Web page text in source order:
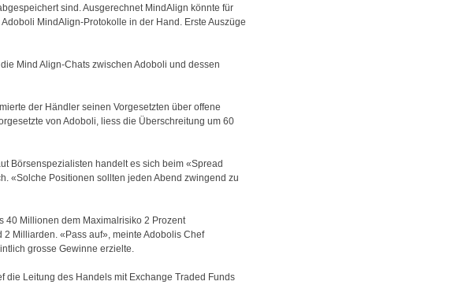
sind. Ausgerechnet MindAlign könnte für
MindAlign-Protokolle in der Hand. Erste Auszüge
Mind Align-Chats zwischen Adoboli und dessen
der Händler seinen Vorgesetzten über offene
von Adoboli, liess die Überschreitung um 60
Börsenspezialisten handelt es sich beim «Spread
«Solche Positionen sollten jeden Abend zwingend zu
40 Millionen dem Maximalrisiko 2 Prozent
Milliarden. «Pass auf», meinte Adobolis Chef
grosse Gewinne erzielte.
die Leitung des Handels mit Exchange Traded Funds